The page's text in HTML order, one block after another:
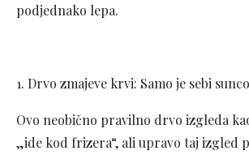
podjednako lepa.
1. Drvo zmajeve krvi: Samo je sebi
Ovo neobično pravilno drvo izgleda
„ide kod frizera“, ali upravo taj izgled